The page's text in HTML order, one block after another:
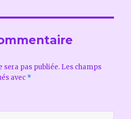
sera pas publiée. Les champs
avec *